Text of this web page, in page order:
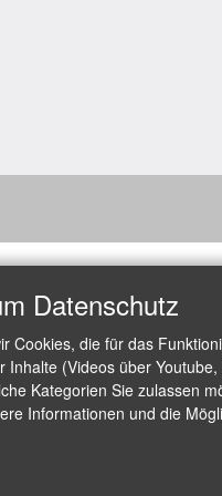
Datenschutz
die für das
(Videos über
Kategorien Sie zulassen
Informationen und die